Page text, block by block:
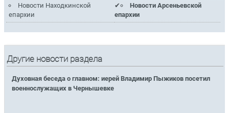
Новости Находкинской
епархии
Новости Арсеньевской
епархии
Другие новости раздела
Духовная беседа о главном: иерей Владимир Пыжиков посетил
военнослужащих в Чернышевке